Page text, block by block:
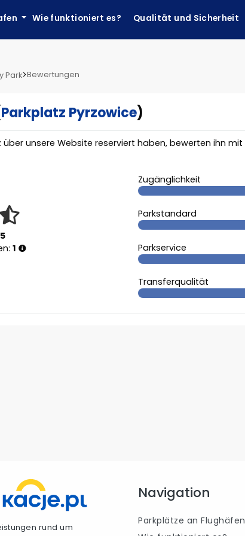
Wie funktioniert es? Qualität und Sicherheit
Park>Bewertungen
Parkplatz Pyrzowice)
unsere Website reserviert haben, bewerten ihn mit
1
Zugänglichkeit
Parkstandard
Parkservice
Transferqualität
rund um
Navigation
Parkplätze an Flughäfen